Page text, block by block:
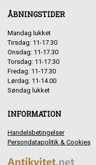
ÅBNINGSTIDER
Mandag lukket
Tirsdag: 11-17.30
Onsdag: 11-17.30
Torsdag: 11-17.30
Fredag: 11-17.30
Lørdag: 11-14.00
Søndag lukket
INFORMATION
Handelsbetingelser
Persondatapolitik & Cookies